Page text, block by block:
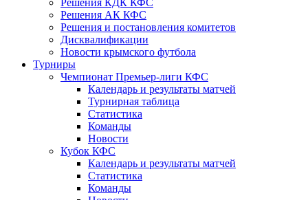
Решения КДК КФС
Решения АК КФС
Решения и постановления комитетов
Дисквалификации
Новости крымского футбола
Турниры
Чемпионат Премьер-лиги КФС
Календарь и результаты матчей
Турнирная таблица
Статистика
Команды
Новости
Кубок КФС
Календарь и результаты матчей
Статистика
Команды